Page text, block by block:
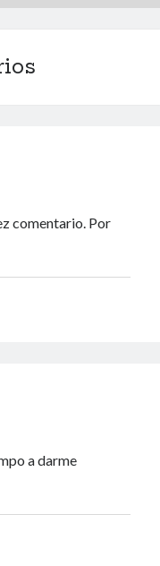
Internet
comentario. Por
a darme